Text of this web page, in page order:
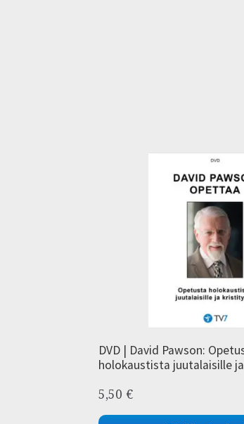
DVD | David Pawson:
holokaustista juutalaisille
5,50€